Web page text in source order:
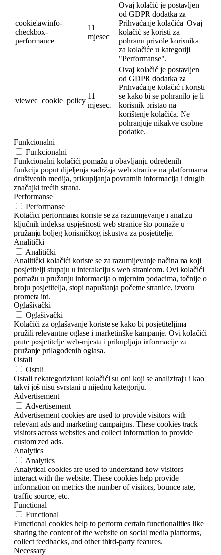
cookielawinfo-
checkbox-
performance
11
mjeseci
Ovaj kolačić je postavljen
od GDPR dodatka za
Prihvaćanje kolačića. Ovaj
kolačić se koristi za
pohranu privole korisnika
za kolačiće u kategoriji
"Performanse".
viewed_cookie_policy
11
mjeseci
Ovaj kolačić je postavljen
od GDPR dodatka za
Prihvaćanje kolačić i koristi
se kako bi se pohranilo je li
korisnik pristao na
korištenje kolačića. Ne
pohranjuje nikakve osobne
podatke.
Funkcionalni
Funkcionalni
Funkcionalni kolačići pomažu u obavljanju određenih
funkcija poput dijeljenja sadržaja web stranice na platformama
društvenih medija, prikupljanja povratnih informacija i drugih
značajki trećih strana.
Performanse
Performanse
Kolačići performansi koriste se za razumijevanje i analizu
ključnih indeksa uspješnosti web stranice što pomaže u
pružanju boljeg korisničkog iskustva za posjetitelje.
Analitički
Analitički
Analitički kolačići koriste se za razumijevanje načina na koji
posjetitelji stupaju u interakciju s web stranicom. Ovi kolačići
pomažu u pružanju informacija o mjernim podacima, točnije o
broju posjetitelja, stopi napuštanja početne stranice, izvoru
prometa itd.
Oglašivački
Oglašivački
Kolačići za oglašavanje koriste se kako bi posjetiteljima
pružili relevantne oglase i marketinške kampanje. Ovi kolačići
prate posjetitelje web-mjesta i prikupljaju informacije za
pružanje prilagođenih oglasa.
Ostali
Ostali
Ostali nekategorizirani kolačići su oni koji se analiziraju i kao
takvi još nisu svrstani u nijednu kategoriju.
Advertisement
Advertisement
Advertisement cookies are used to provide visitors with
relevant ads and marketing campaigns. These cookies track
visitors across websites and collect information to provide
customized ads.
Analytics
Analytics
Analytical cookies are used to understand how visitors
interact with the website. These cookies help provide
information on metrics the number of visitors, bounce rate,
traffic source, etc.
Functional
Functional
Functional cookies help to perform certain functionalities like
sharing the content of the website on social media platforms,
collect feedbacks, and other third-party features.
Necessary